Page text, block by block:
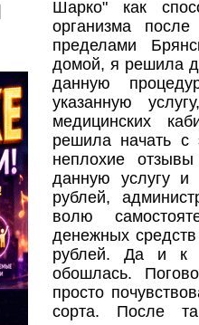
Шарко" как
организма
пределами
домой, я решила
данную
указанную
медицинских
решила начать с
неплохие
данную услугу
рублей,
волю
денежных
рублей. Да и к
обошлась.
просто
сорта. После